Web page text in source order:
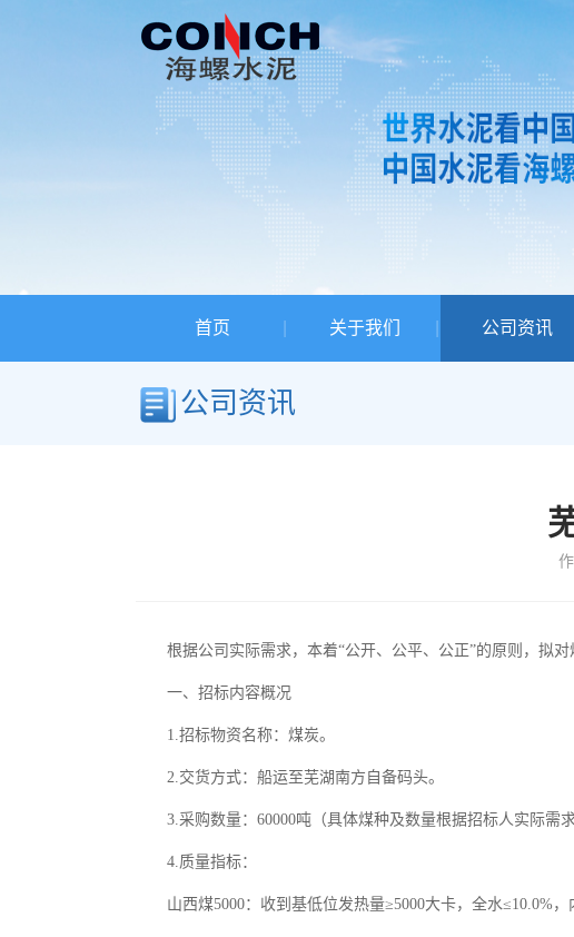
首页 关于我们 公司资讯
公司资讯
作
根据公司实际需求，本着“公开、公平、公正”的原则，拟
一、招标内容概况
1.招标物资名称：煤炭。
2.交货方式：船运至芜湖南方自备码头。
3.采购数量：60000吨（具体煤种及数量根据招标人实际需求
4.质量指标：
山西煤5000：收到基低位发热量≥5000大卡，全水≤10.0%